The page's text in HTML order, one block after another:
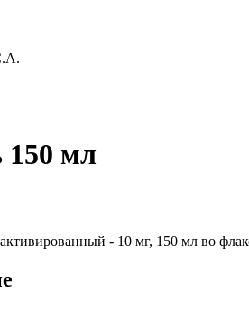
мл
- 10 мг, 150 мл во